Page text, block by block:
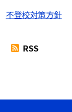
不登校対策方針
RSS